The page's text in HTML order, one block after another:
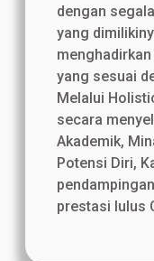
dengan
yang
yang sesuai
Melalui
secara
Akademik,
Potensi Diri,
prestasi lulus